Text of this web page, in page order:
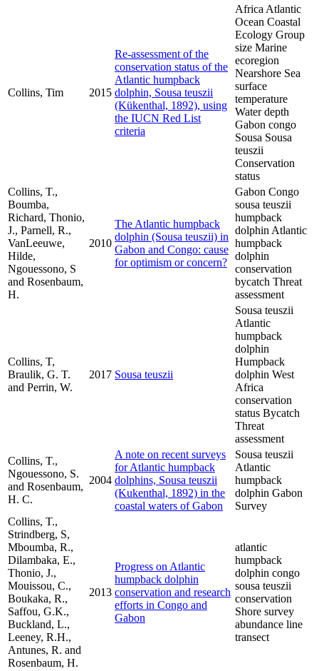
Collins, Tim 2015
Re-assessment of the
conservation status of the
Atlantic humpback
dolphin, Sousa teuszii
(Kükenthal, 1892), using
the IUCN Red List
criteria
Africa Atlantic
Ocean Coastal
Ecology Group
size Marine
ecoregion
Nearshore Sea
surface
temperature
Water depth
Gabon congo
Sousa Sousa
teuszii
Conservation
status
Collins, T.,
Boumba,
Richard, Thonio,
J., Parnell, R.,
VanLeeuwe,
Hilde,
Ngouessono, S
and Rosenbaum,
H.
2010
The Atlantic humpback
dolphin (Sousa teuszii) in
Gabon and Congo: cause
for optimism or concern?
Gabon Congo
sousa teuszii
humpback
dolphin Atlantic
humpback
dolphin
conservation
bycatch Threat
assessment
Collins, T,
Braulik, G. T.
and Perrin, W.
2017 Sousa teuszii
Sousa teuszii
Atlantic
humpback
dolphin
Humpback
dolphin West
Africa
conservation
status Bycatch
Threat
assessment
Collins, T.,
Ngouessono, S.
and Rosenbaum,
H. C.
2004
A note on recent surveys
for Atlantic humpback
dolphins, Sousa teuszii
(Kukenthal, 1892) in the
coastal waters of Gabon
Sousa teuszii
Atlantic
humpback
dolphin Gabon
Survey
Collins, T.,
Strindberg, S,
Mboumba, R.,
Dilambaka, E.,
Thonio, J.,
Mouissou, C.,
Boukaka, R.,
Saffou, G.K.,
Buckland, L.,
Leeney, R.H.,
Antunes, R. and
Rosenbaum, H.
2013
Progress on Atlantic
humpback dolphin
conservation and research
efforts in Congo and
Gabon
atlantic
humpback
dolphin congo
sousa teuszii
conservation
Shore survey
abundance line
transect